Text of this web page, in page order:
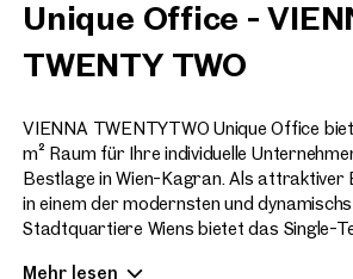
Unique Office -
TWENTY TWO
VIENNA TWENTYTWO Unique Office
m² Raum für Ihre individuelle
Bestlage in Wien-Kagran. Als
in einem der modernsten und
Stadtquartiere Wiens bietet das Single-
Mehr lesen